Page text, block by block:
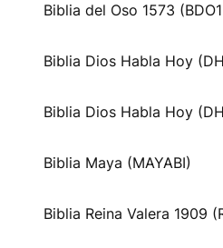
Biblia del Oso 1573
Biblia Dios Habla Hoy
Biblia Dios Habla Hoy
Biblia Maya (MAYABI)
Biblia Reina Valera 1909